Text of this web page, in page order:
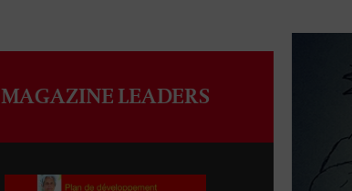
MAGAZINE LEADERS